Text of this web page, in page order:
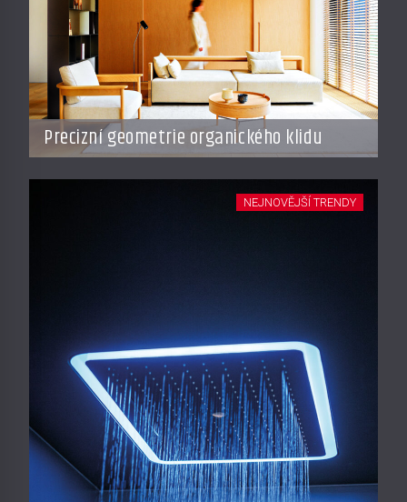
Precizní geometrie organického klidu
NEJNOVĚJŠÍ TRENDY